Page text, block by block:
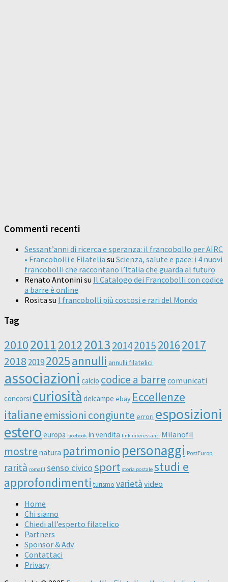
Commenti recenti
Sessant’anni di ricerca e speranza: il francobollo per AIRC
• Francobolli e Filatelia su Scienza, salute e pace: i 4 nuovi
francobolli che raccontano l’Italia che guarda al futuro
Renato Antonini su Il Catalogo dei Francobolli con codice
a barre è online
Rosita su I francobolli più costosi e rari del Mondo
Tag
20102011201220132014201520162017
2018 20192025annulli annulli filatelici
associazioni calcio codice a barre comunicati
concorsi curiosità delcampe ebay Eccellenze
italianeemissioni congiunte errori esposizioni
estero europa facebook in vendita link interessanti Milanofil
mostre natura patrimonio personaggi PostEurop
rarità romafil senso civicosport storia postale studi e
approfondimenti turismo varietà video
Home
Chi siamo
Chiedi all’esperto filatelico
Partners
Sponsor & Adv
Contattaci
Privacy